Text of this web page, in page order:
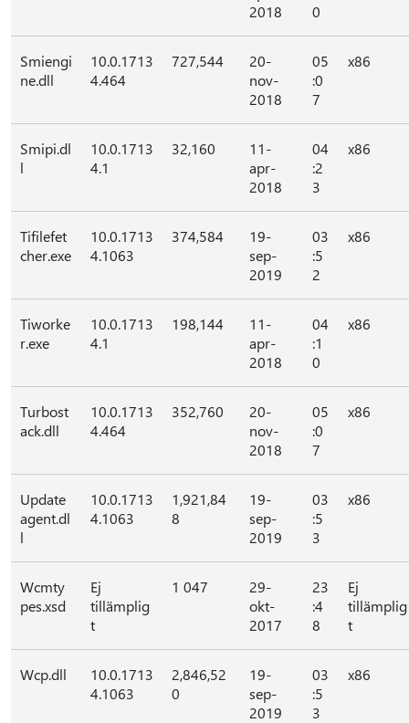
2018
0
Smiengi
ne.dll
10.0.1713
4.464
727,544
20-
nov-
2018
05
:0
7
x86
Smipi.dl
l
10.0.1713
4.1
32,160
11-
apr-
2018
04
:2
3
x86
Tifilefet
cher.exe
10.0.1713
4.1063
374,584
19-
sep-
2019
03
:5
2
x86
Tiworke
r.exe
10.0.1713
4.1
198,144
11-
apr-
2018
04
:1
0
x86
Turbost
ack.dll
10.0.1713
4.464
352,760
20-
nov-
2018
05
:0
7
x86
Update
agent.dl
l
10.0.1713
4.1063
1,921,84
8
19-
sep-
2019
03
:5
3
x86
Wcmty
pes.xsd
Ej
tillämplig
t
1 047
29-
okt-
2017
23
:4
8
Ej
tillämplig
t
Wcp.dll
10.0.1713
4.1063
2,846,52
0
19-
sep-
2019
03
:5
3
x86